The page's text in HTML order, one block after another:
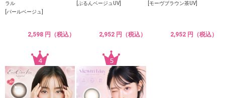
ラル
[パールベージュ]
2,598 円（税込）
[ぷるんベージュUV]
2,952 円（税込）
[モーヴブラウン茶UV]
2,952 円（税込）